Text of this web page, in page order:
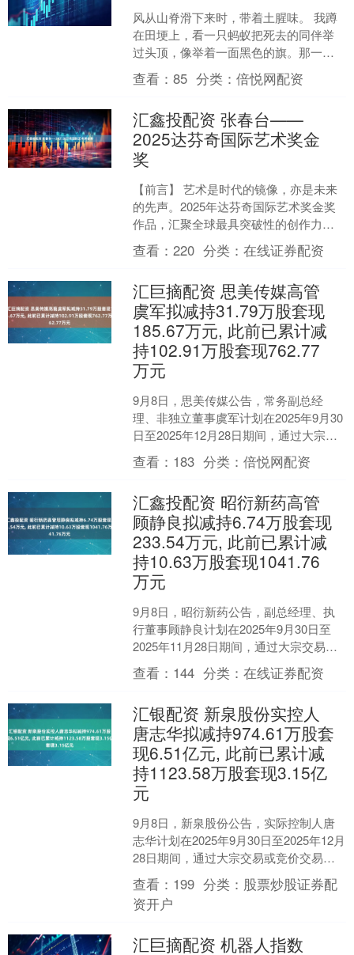
风从山脊滑下来时，带着土腥味。 我蹲
在田埂上，看一只蚂蚁把死去的同伴举
过头顶，像举着一面黑色的旗。那一
刻，我突然明白：写作不是提笔，是俯
首——把额头贴向地面，听....
查看：85 分类：倍悦网配资
汇鑫投配资 张春台——
2025达芬奇国际艺术奖金
奖
【前言】 艺术是时代的镜像，亦是未来
的先声。2025年达芬奇国际艺术奖金奖
作品，汇聚全球最具突破性的创作力
量，以多元视角与创新语言，回应这个
变革的世界。 我们致....
查看：220 分类：在线证券配资
汇巨摘配资 思美传媒高管
虞军拟减持31.79万股套现
185.67万元, 此前已累计减
持102.91万股套现762.77
万元
9月8日，思美传媒公告，常务副总经
理、非独立董事虞军计划在2025年9月30
日至2025年12月28日期间，通过大宗交
易或竞价交易方式减持不超过31.79万
股，....
查看： 183 分类：倍悦网配资
汇鑫投配资 昭衍新药高管
顾静良拟减持6.74万股套现
233.54万元, 此前已累计减
持10.63万股套现1041.76
万元
9月8日，昭衍新药公告，副总经理、执
行董事顾静良计划在2025年9月30日至
2025年11月28日期间，通过大宗交易或
竞价交易方式减持不超过6.74万股，占总
股....
查看： 144 分类：在线证券配资
汇银配资 新泉股份实控人
唐志华拟减持974.61万股套
现6.51亿元, 此前已累计减
持1123.58万股套现3.15亿
元
9月8日，新泉股份公告，实际控制人唐
志华计划在2025年9月30日至2025年12月
28日期间，通过大宗交易或竞价交易方
式减持不超过974.61万股，占总股本
的....
查看： 199 分类： 股票炒股证券配
资开户
汇巨摘配资 机器人指数